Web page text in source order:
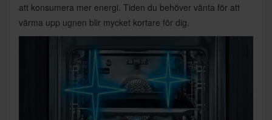
att konsumera mer energi. Tiden du behöver vänta för att
värma upp ugnen blir mycket kortare för dig.